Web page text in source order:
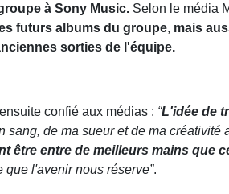
à Sony Music. Selon le média
futurs albums du groupe, mais
sorties de l'équipe.
confié aux médias : “L'idée de
sang, de ma sueur et de ma
être entre de meilleurs mains que
l'avenir nous réserve”.